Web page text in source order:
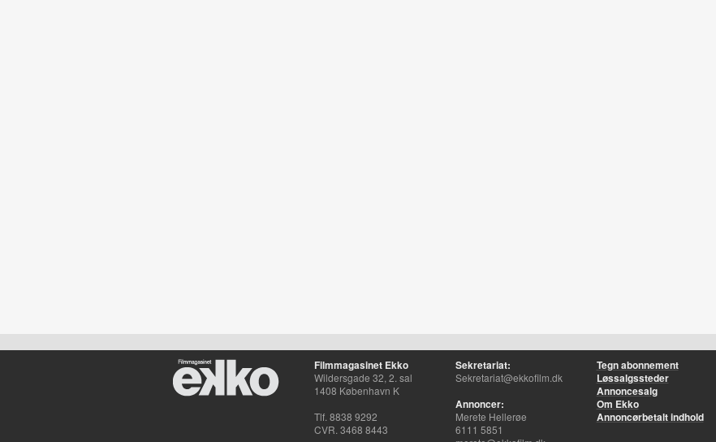
Filmmagasinet Ekko
Wildersgade 32, 2. sal
1408 København K
Tlf. 8838 9292
CVR. 3468 8443
Sekretariat:
Sekretariat@ekkofilm.dk
Annoncer:
Merete Hellerøe
6111 5851
Tegn abonnement
Løssalgssteder
Annoncesalg
Om Ekko
Annoncørbetalt indhold